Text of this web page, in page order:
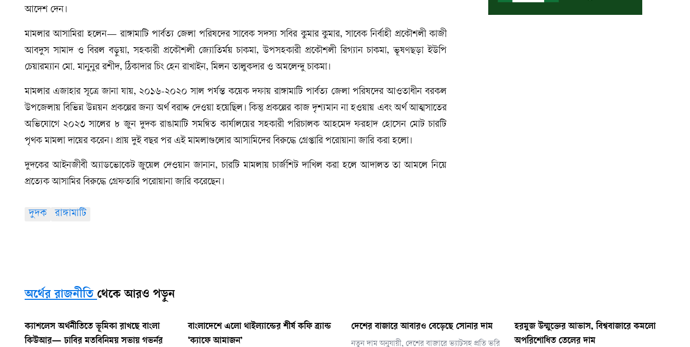
আদেশ দেন।
মামলার আসামিরা হলেন— রাঙ্গামাটি পার্বত্য জেলা পরিষদের সাবেক সদস্য সবির কুমার কুমার, সাবেক নির্বাহী প্রকৌশলী কাজী
আবদুস সামাদ ও বিরল বড়ুয়া, সহকারী প্রকৌশলী জ্যোতির্ময় চাকমা, উপসহকারী প্রকৌশলী রিগ্যান চাকমা, ভূষণছড়া ইউপি
চেয়ারম্যান মো. মানুনুর রশীদ, ঠিকাদার চিং হেন রাখাইন, মিলন তালুকদার ও অমলেন্দু চাকমা।
মামলার এজাহার সূত্রে জানা যায়, ২০১৬-২০২০ সাল পর্যন্ত কয়েক দফায় রাঙ্গামাটি পার্বত্য জেলা পরিষদের আওতাধীন বরকল
উপজেলায় বিভিন্ন উন্নয়ন প্রকল্পের জন্য অর্থ বরাদ্দ দেওয়া হয়েছিল। কিন্তু প্রকল্পের কাজ দৃশ্যমান না হওয়ায় এবং অর্থ আত্মসাতের
অভিযোগে ২০২৩ সালের ৮ জুন দুদক রাঙামাটি সমন্বিত কার্যালয়ের সহকারী পরিচালক আহমেদ ফরহাদ হোসেন মোট চারটি
পৃথক মামলা দায়ের করেন। প্রায় দুই বছর পর এই মামলাগুলোর আসামিদের বিরুদ্ধে গ্রেপ্তারি পরোয়ানা জারি করা হলো।
দুদকের আইনজীবী অ্যাডভোকেট জুয়েল দেওয়ান জানান, চারটি মামলায় চার্জশিট দাখিল করা হলে আদালত তা আমলে নিয়ে
প্রত্যেক আসামির বিরুদ্ধে গ্রেফতারি পরোয়ানা জারি করেছেন।
দুদক রাঙ্গামাটি
অর্থের রাজনীতি থেকে আরও পড়ুন
ক্যাশলেস অর্থনীতিতে ভূমিকা রাখছে বাংলা
কিউআর— ঢাবির মতবিনিময় সভায় গভর্নর
বাংলাদেশে এলো থাইল্যান্ডের শীর্ষ কফি ব্র্যান্ড
‘ক্যাফে আমাজন’
দেশের বাজারে আবারও বেড়েছে সোনার দাম
নতুন দাম অনুযায়ী, দেশের বাজারে ভ্যাটসহ প্রতি ভরি
হরমুজ উন্মুক্তের আভাস, বিশ্ববাজারে কমলো
অপরিশোধিত তেলের দাম